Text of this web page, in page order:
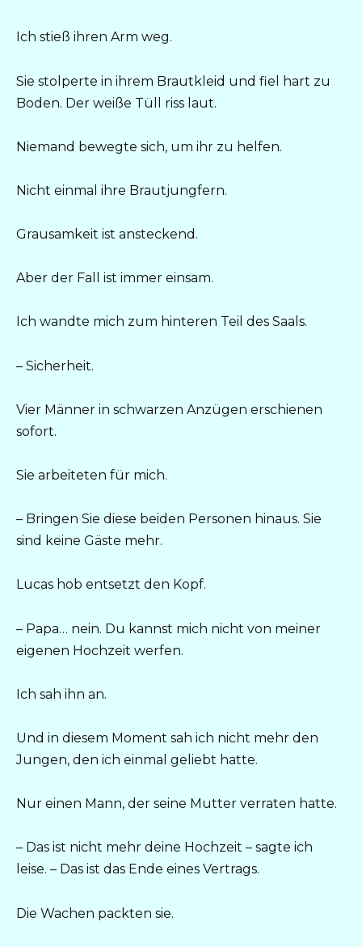
Ich stieß ihren Arm weg.
Sie stolperte in ihrem Brautkleid und fiel hart zu
Boden. Der weiße Tüll riss laut.
Niemand bewegte sich, um ihr zu helfen.
Nicht einmal ihre Brautjungfern.
Grausamkeit ist ansteckend.
Aber der Fall ist immer einsam.
Ich wandte mich zum hinteren Teil des Saals.
– Sicherheit.
Vier Männer in schwarzen Anzügen erschienen
sofort.
Sie arbeiteten für mich.
– Bringen Sie diese beiden Personen hinaus. Sie
sind keine Gäste mehr.
Lucas hob entsetzt den Kopf.
– Papa… nein. Du kannst mich nicht von meiner
eigenen Hochzeit werfen.
Ich sah ihn an.
Und in diesem Moment sah ich nicht mehr den
Jungen, den ich einmal geliebt hatte.
Nur einen Mann, der seine Mutter verraten hatte.
– Das ist nicht mehr deine Hochzeit – sagte ich
leise. – Das ist das Ende eines Vertrags.
Die Wachen packten sie.